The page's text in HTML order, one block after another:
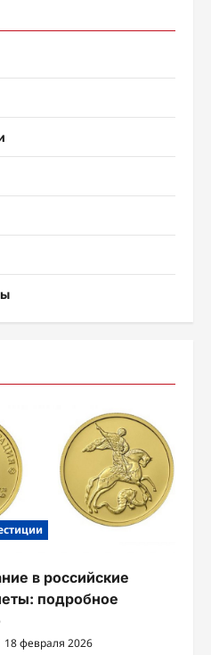
в российские
подробное
18 февраля 2026